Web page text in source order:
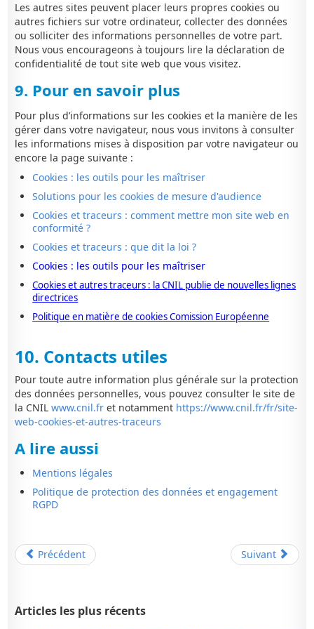
Les autres sites peuvent placer leurs propres cookies ou
autres fichiers sur votre ordinateur, collecter des données
ou solliciter des informations personnelles de votre part.
Nous vous encourageons à toujours lire la déclaration de
confidentialité de tout site web que vous visitez.
9. Pour en savoir plus
Pour plus d’informations sur les cookies et la manière de les
gérer dans votre navigateur, nous vous invitons à consulter
les informations mises à disposition par votre navigateur ou
encore la page suivante :
Cookies : les outils pour les maîtriser
Solutions pour les cookies de mesure d'audience
Cookies et traceurs : comment mettre mon site web en
conformité ?
Cookies et traceurs : que dit la loi ?
Cookies : les outils pour les maîtriser
Cookies et autres traceurs : la CNIL publie de nouvelles lignes
directrices
Politique en matière de cookies Comission Européenne
10. Contacts utiles
Pour toute autre information plus générale sur la protection
des données personnelles, vous pouvez consulter le site de
la CNILwww.cnil.fr et notamment https://www.cnil.fr/fr/site-
web-cookies-et-autres-traceurs
A lire aussi
Mentions légales
Politique de protection des données et engagement
RGPD
Précédent Suivant
Articles les plus récents